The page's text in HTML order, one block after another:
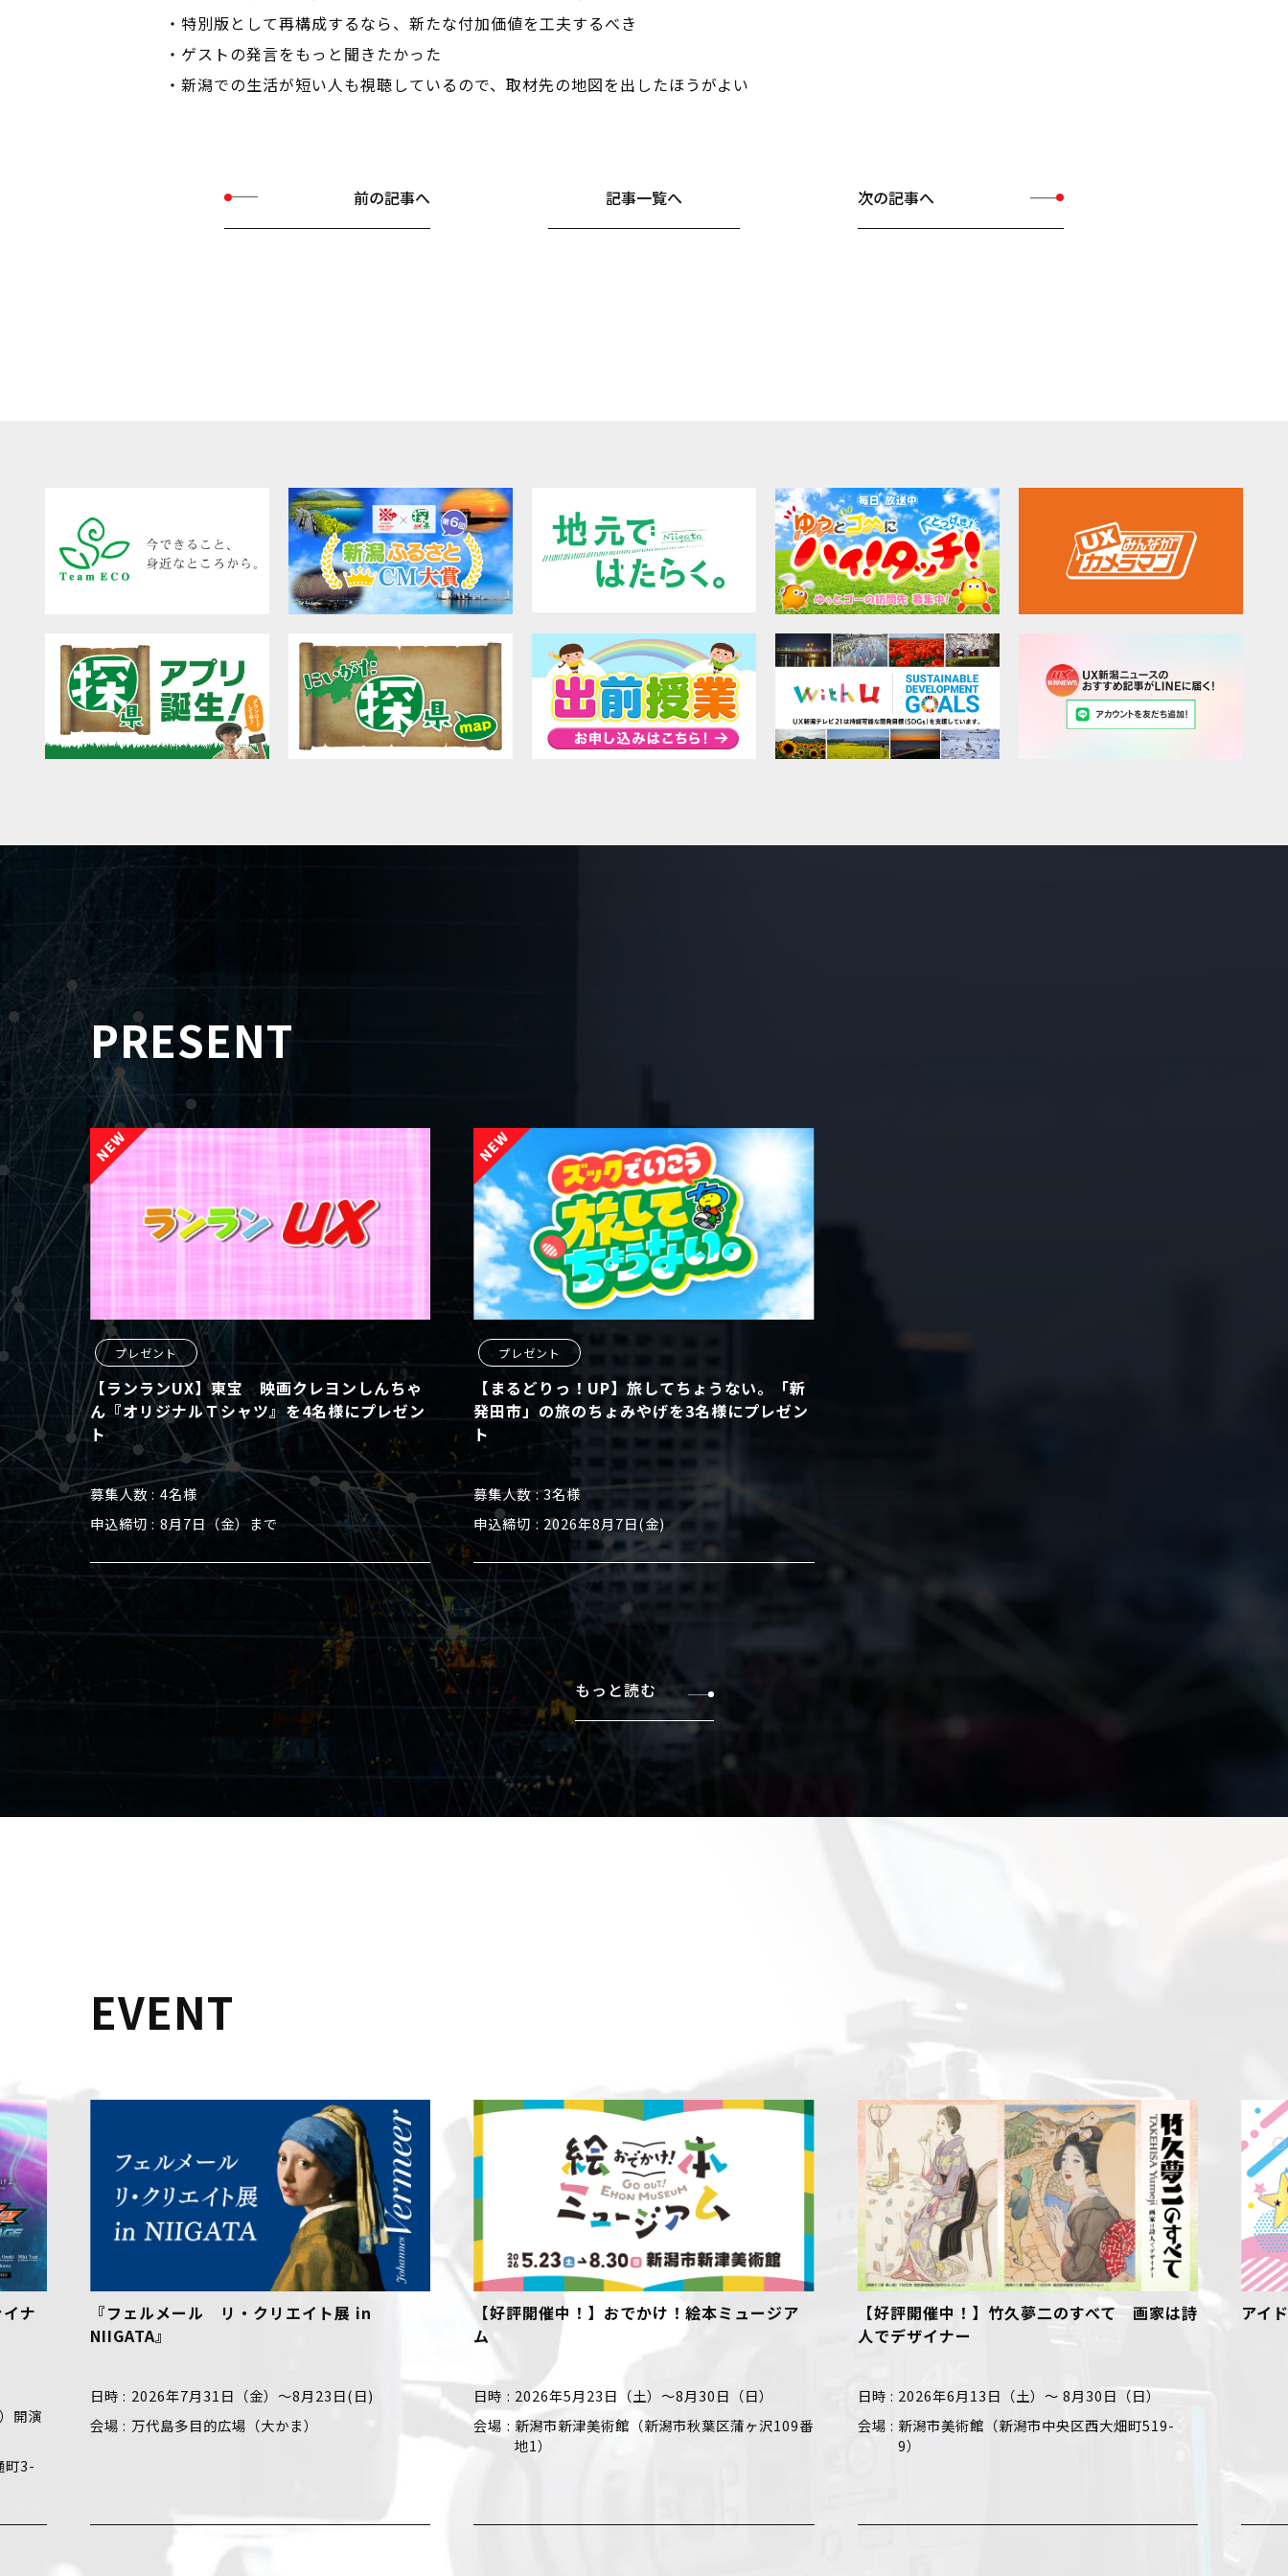
・特別版として再構成するなら、新たな付加価値を工夫するべき
・ゲストの発言をもっと聞きたかった
・新潟での生活が短い人も視聴しているので、取材先の地図を出したほうがよい
前の記事へ 記事一覧へ 次の記事へ
PRESENT
プレゼント
【ランランUX】東宝 映画クレヨンしんちゃ
ん『オリジナルＴシャツ』を4名様にプレゼン
ト
募集人数
4名様
申込締切
8月7日（金）まで
プレゼント
【まるどりっ！UP】旅してちょうない。「新
発田市」の旅のちょみやげを3名様にプレゼン
ト
募集人数
3名様
申込締切
2026年8月7日(金)
もっと読む
EVENT
in
【好評開催中！】おでかけ！絵本ミュージア
ム
日時
2026年5月23日（土）～8月30日（日）
会場
新潟市新津美術館（新潟市秋葉区蒲ヶ沢109番
【好評開催中！】竹久夢二のすべて 画家は詩
日時
2026年6月13日（土）～ 8月30日（日）
会場
新潟市美術館（新潟市中央区西大畑町519-
アイドルお待ち！お悩み募集！